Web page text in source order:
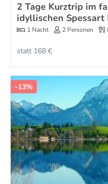
2 Tage Kurztrip im
idyllischen Spessart
1 Nacht 2 Personen
statt 168 €
-13%